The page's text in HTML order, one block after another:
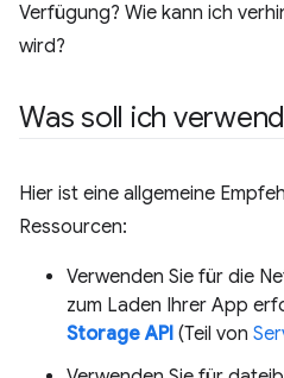
Verfügung? Wie kann ich
wird?
Was soll ich
Hier ist eine allgemeine
Ressourcen:
Verwenden Sie für die
zum Laden Ihrer App
Storage API (Teil von